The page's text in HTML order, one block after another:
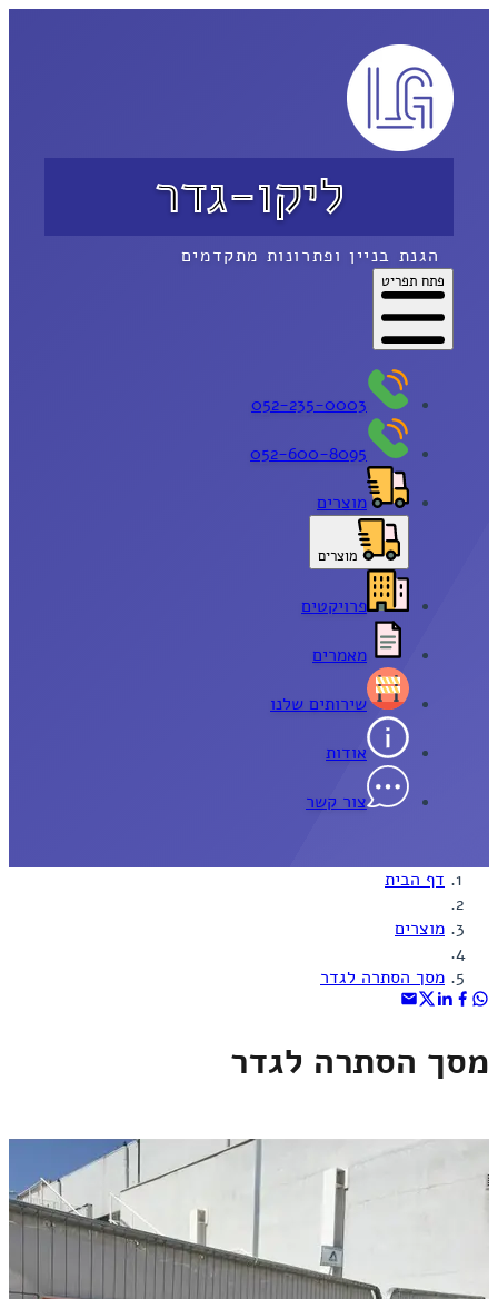
ליקו-גדר
הגנת בניין ופתרונות מתקדמים
פתח תפריט
052-235-0003
052-600-8095
מוצרים
מוצרים
פרויקטים
מאמרים
שירותים שלנו
אודות
צור קשר
דף הבית
מוצרים
מסך הסתרה לגדר
מסך הסתרה לגדר